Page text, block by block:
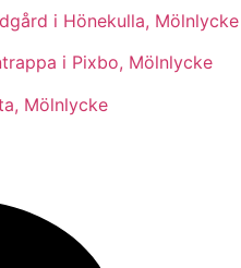
i Hönekulla, Mölnlycke
i Pixbo, Mölnlycke
Mölnlycke